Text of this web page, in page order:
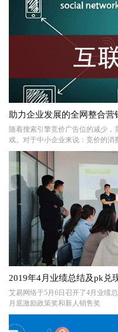
助力企业发展的全网整合
随着搜索引擎竞价广告位的减少
戏。对于中小企业来说：竞价的消
但不投的话更加没生意可做，投了
弃。中小企业缺钱、更缺专业人
联网推广企业看中了这个机会，
营销模式，在一定程度上解决了
选择。
2019年4月业绩总结及pk兑
艾易网络于5月6日召开了4月业绩
月底激励政策奖和新人销售奖